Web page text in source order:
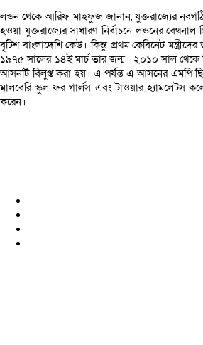
লন্ডন থেকে আরিফ মাহফুজ জানান, যুক্তরাজ্যের
হওয়া যুক্তরাজ্যের সাধারণ নির্বাচনে লন্ডনের
বৃটিশ বাংলাদেশি কেউ। কিন্তু প্রথম কেবিনেট
১৯৭৫ সালের ১৪ই মার্চ তার জন্ম। ২০১০ সাল থেকে
আসনটি বিলুপ্ত করা হয়। এ পর্যন্ত এ আসনের এমপি
মালবেরি স্কুল ফর গার্লস এবং টাওয়ার হ্যামলেটস
করেন।